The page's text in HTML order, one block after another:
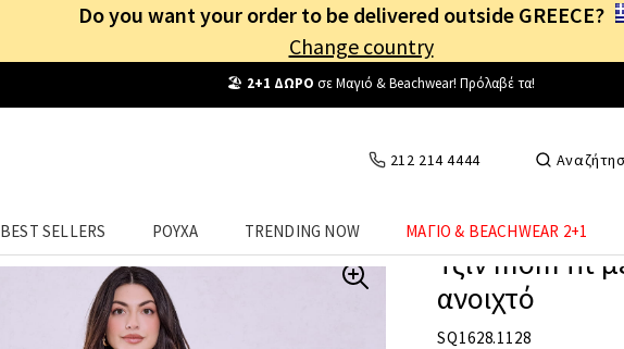
Do you want your order to be delivered outside GREECE?
Change country
Δωρεάν Μεταφορικά από25€! Συνδέσου κι επωφελήσου
212 214 4444
BEST SELLERS ΡΟΥΧΑ TRENDING NOW ΜΑΓΙΟ & BEACHWEAR 2+1
Τζιν mom fit
ανοιχτό
SQ1628.1128